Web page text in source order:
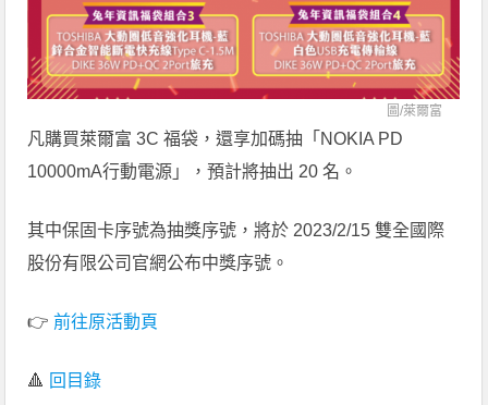
圖/萊爾富
凡購買萊爾富 3C 福袋，還享加碼抽「NOKIA PD
10000mA行動電源」，預計將抽出 20 名。
其中保固卡序號為抽獎序號，將於 2023/2/15 雙全國際
股份有限公司官網公布中獎序號。
👉前往原活動頁
🔺 回目錄